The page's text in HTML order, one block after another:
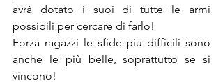
avrà dotato i suoi di tutte le armi
possibili per cercare di farlo!
Forza ragazzi le sfide più difficili sono
anche le più belle, soprattutto se si
vincono!